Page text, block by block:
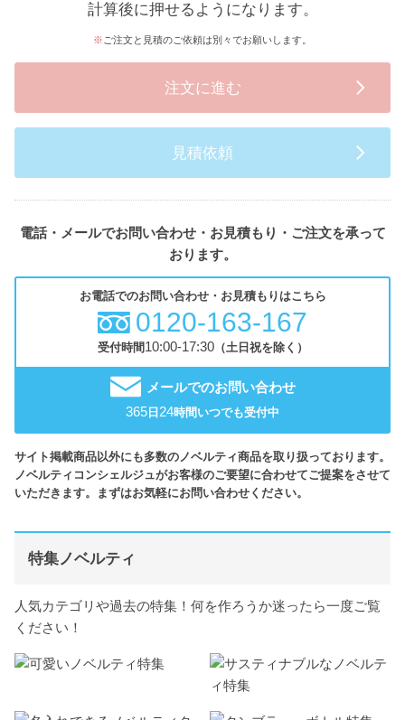
計算後に押せるようになります。
ご注文と見積のご依頼は別々でお願いします。
注文に進む
見積依頼
電話・メールでお問い合わせ・お見積もり・ご注文を承って
おります。
お電話でのお問い合わせ・お見積もりはこちら
0120-163-167
受付時間10:00-17:30（土日祝を除く）
メールでのお問い合わせ
365 日 24時間いつでも受付中
サイト掲載商品以外にも多数のノベルティ商品を取り扱っております。
ノベルティコンシェルジュがお客様のご要望に合わせてご提案をさせて
いただきます。まずはお気軽にお問い合わせください。
特集ノベルティ
人気カテゴリや過去の特集！何を作ろうか迷ったら一度ご覧
ください！